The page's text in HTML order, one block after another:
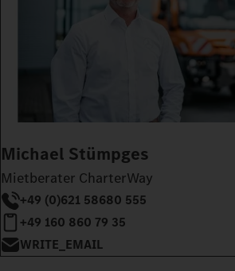
Michael Stümpges
Mietberater CharterWay
+49 (0)621 58680 555
+49 160 860 79 35
WRITE_EMAIL